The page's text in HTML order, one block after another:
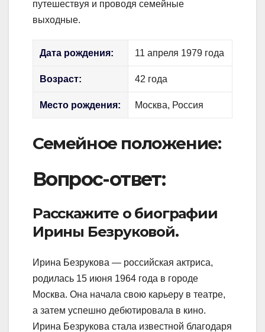
путешествуя и проводя семейные
выходные.
Дата рождения: 11 апреля 1979 года
Возраст: 42 года
Место рождения: Москва, Россия
Семейное положение:
Вопрос-ответ:
Расскажите о биографии
Ирины Безруковой.
Ирина Безрукова — российская актриса,
родилась 15 июня 1964 года в городе
Москва. Она начала свою карьеру в театре,
а затем успешно дебютировала в кино.
Ирина Безрукова стала известной благодаря